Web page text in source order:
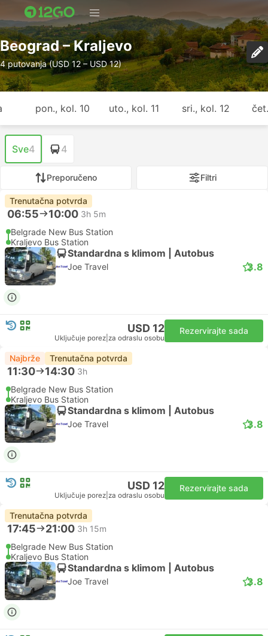
Beograd – Kraljevo
4 putovanja (USD 12 – USD 12)
pon., kol. 10 uto., kol. 11 sri., kol. 12
Sve4 4
Preporučeno Filtri
Trenutačna potvrda
06:55 10:00 3h 5m
Belgrade New Bus Station
Kraljevo Bus Station
Standardna s klimom | Autobus
Joe Travel 3.8
USD 12
Uključuje porez za odraslu osobu
Rezervirajte sada
Najbrže Trenutačna potvrda
11:30 14:30 3h
Belgrade New Bus Station
Kraljevo Bus Station
Standardna s klimom | Autobus
Joe Travel 3.8
USD 12
Uključuje porez za odraslu osobu
Rezervirajte sada
Trenutačna potvrda
17:45 21:00 3h 15m
Belgrade New Bus Station
Kraljevo Bus Station
Standardna s klimom | Autobus
Joe Travel 3.8